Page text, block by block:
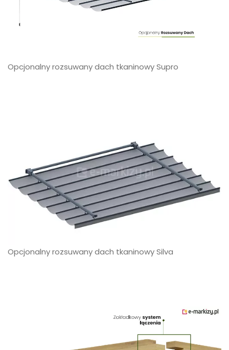
Opcjonalny rozsuwany dach tkaninowy Supro
Opcjonalny rozsuwany dach tkaninowy Silva